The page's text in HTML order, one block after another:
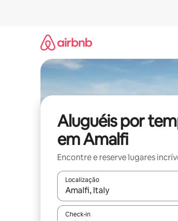
Aluguéis por
em Amalfi
Encontre e reserve lugares
Localização
Quando os resultados estiverem
Check-in